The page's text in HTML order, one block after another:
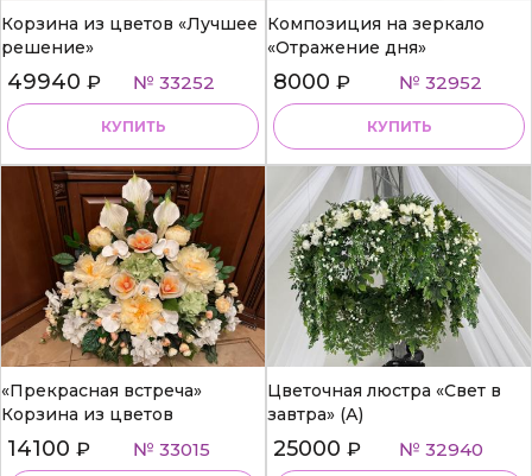
Корзина из цветов «Лучшее
решение»
49940 ₽ № 33252
КУПИТЬ
Композиция на зеркало
«Отражение дня»
8000 ₽ № 32952
КУПИТЬ
«Прекрасная встреча»
Корзина из цветов
14100 ₽ № 33015
Цветочная люстра «Свет в
завтра» (А)
25000 ₽ № 32940